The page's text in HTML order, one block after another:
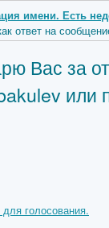
имени. Есть
ответ на
Вас за
или
голосования.